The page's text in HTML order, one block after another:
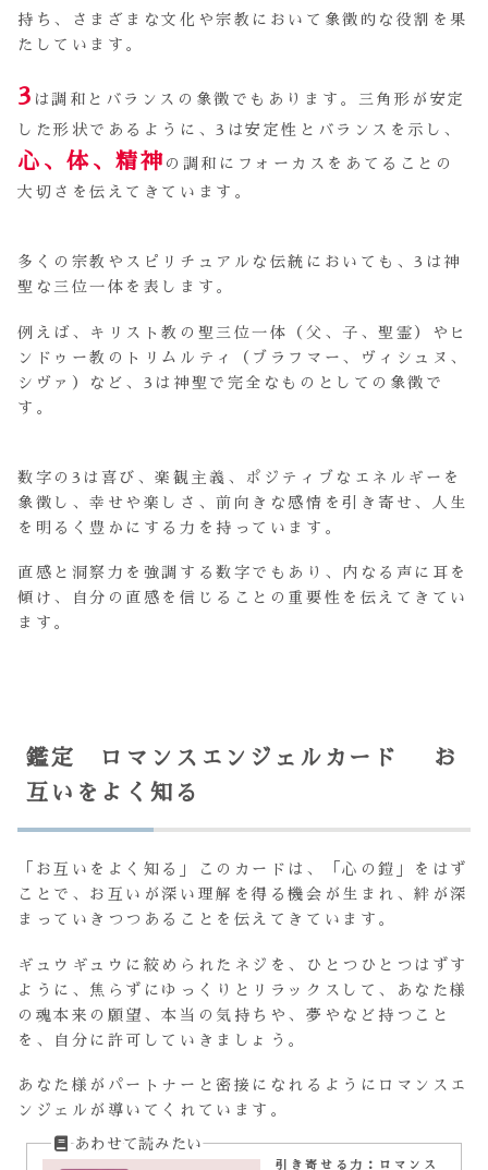
持ち、さまざまな文化や宗教において象徴的な役割を果
たしています。
3 は調和とバランスの象徴でもあります。三角形が安定
した形状であるように、3は安定性とバランスを示し、
心、体、精神 の調和にフォーカスをあてることの
大切さを伝えてきています。
多くの宗教やスピリチュアルな伝統においても、3は神
聖な三位一体を表します。
例えば、キリスト教の聖三位一体（父、子、聖霊）やヒ
ンドゥー教のトリムルティ（ブラフマー、ヴィシュヌ、
シヴァ）など、3は神聖で完全なものとしての象徴で
す。
数字の3は喜び、楽観主義、ポジティブなエネルギーを
象徴し、幸せや楽しさ、前向きな感情を引き寄せ、人生
を明るく豊かにする力を持っています。
直感と洞察力を強調する数字でもあり、内なる声に耳を
傾け、自分の直感を信じることの重要性を伝えてきてい
ます。
鑑定 ロマンスエンジェルカード お
互いをよく知る
「お互いをよく知る」このカードは、「心の鎧」をはず
ことで、お互いが深い理解を得る機会が生まれ、絆が深
まっていきつつあることを伝えてきています。
ギュウギュウに絞められたネジを、ひとつひとつはずす
ように、焦らずにゆっくりとリラックスして、あなた様
の魂本来の願望、本当の気持ちや、夢やなど持つこと
を、自分に許可していきましょう。
あなた様がパートナーと密接になれるようにロマンスエ
ンジェルが導いてくれています。
引き寄せる力：ロマンス